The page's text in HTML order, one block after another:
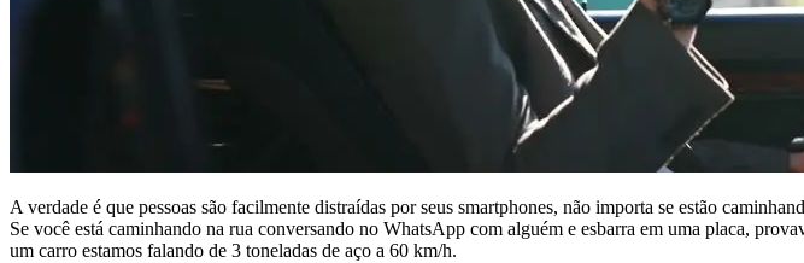
A verdade é que pessoas são facilmente distraídas por seus smartphones, não importa se estão
Se você está caminhando na rua conversando no WhatsApp com alguém e esbarra em uma placa,
um carro estamos falando de 3 toneladas de aço a 60 km/h.